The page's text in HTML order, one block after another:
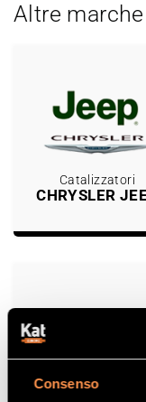
Consenso
Altre
Catalizzatori
CHRYSLER